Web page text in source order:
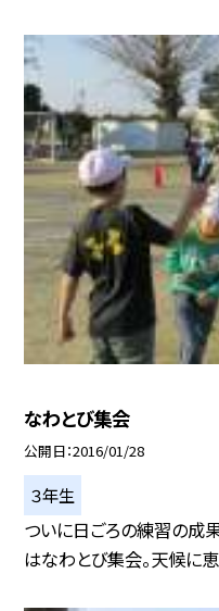
なわとび集会
公開日 2016/01/28
３年生
ついに日ごろの練習の成
はなわとび集会。天候に